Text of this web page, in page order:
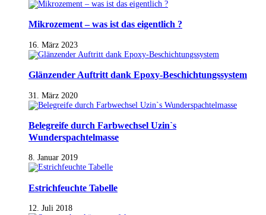
Mikrozement – was ist das eigentlich ?
16. März 2023
Glänzender Auftritt dank Epoxy-Beschichtungssystem
31. März 2020
Belegreife durch Farbwechsel Uzin`s
Wunderspachtelmasse
8. Januar 2019
Estrichfeuchte Tabelle
12. Juli 2018